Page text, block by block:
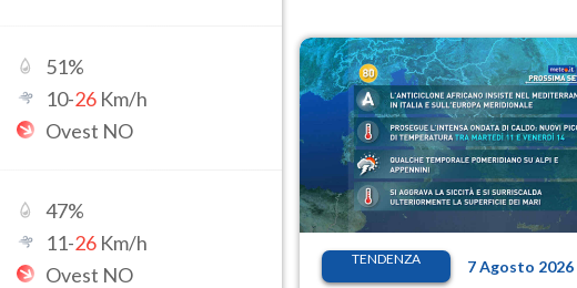
51%
10-26 Km/h
Ovest NO
47%
11-26 Km/h
Ovest NO
TENDENZA 7 Agosto 2026